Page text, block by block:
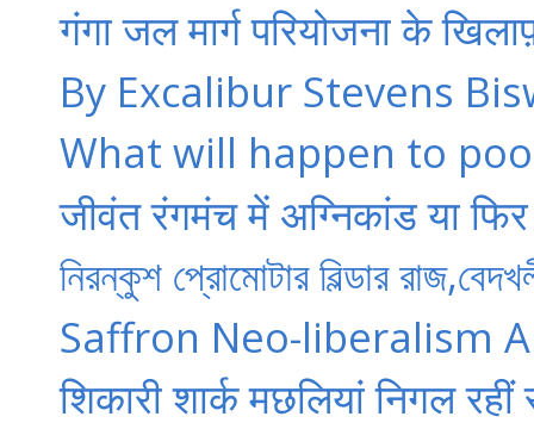
गंगा जल मार्ग परियोजना के
By Excalibur Stevens
What will happen to
जीवंत रंगमंच में अग्निकांड या
নিরন্কুশ প্রোমোটার বিল্ডার
Saffron Neo-liberalism
शिकारी शार्क मछलियां निगल